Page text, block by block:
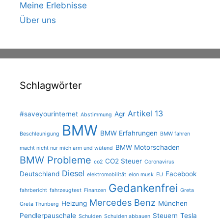
Meine Erlebnisse
Über uns
Schlagwörter
#saveyourinternet Abstimmung Agr Artikel 13
Beschleunigung BMW BMW Erfahrungen BMW fahren
macht nicht nur mich arm und wütend BMW Motorschaden
BMW Probleme co2 CO2 Steuer Coronavirus
Deutschland Diesel elektromobilität elon musk EU Facebook
fahrbericht fahrzeugtest Finanzen Gedankenfrei Greta
Greta Thunberg Heizung Mercedes Benz München
Pendlerpauschale Schulden Schulden abbauen Steuern Tesla